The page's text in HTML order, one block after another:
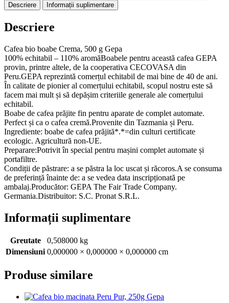
Descriere Informații suplimentare
Descriere
Cafea bio boabe Crema, 500 g Gepa
100% echitabil – 110% aromăBoabele pentru această cafea GEPA
provin, printre altele, de la cooperativa CECOVASA din
Peru.GEPA reprezintă comerțul echitabil de mai bine de 40 de ani.
În calitate de pionier al comerțului echitabil, scopul nostru este să
facem mai mult și să depășim criteriile generale ale comerțului
echitabil.
Boabe de cafea prăjite fin pentru aparate de complet automate.
Perfect și ca o cafea cremă.Provenite din Tazmania și Peru.
Ingrediente: boabe de cafea prăjită*.*=din culturi certificate
ecologic. Agricultură non-UE.
Preparare:Potrivit în special pentru mașini complet automate și
portafiltre.
Condiții de păstrare: a se păstra la loc uscat și răcoros.A se consuma
de preferință înainte de: a se vedea data inscripționată pe
ambalaj.Producător: GEPA The Fair Trade Company.
Germania.Distribuitor: S.C. Pronat S.R.L.
Informații suplimentare
Greutate
0,508000 kg
Dimensiuni 0,000000 × 0,000000 × 0,000000 cm
Produse similare